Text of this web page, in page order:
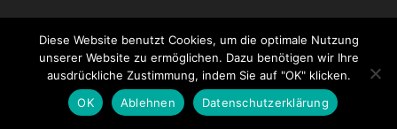
Diese Website benutzt Cookies, um die optimale Nutzung
unserer Website zu ermöglichen. Dazu benötigen wir Ihre
ausdrückliche Zustimmung, indem Sie auf "OK" klicken.
OK
Ablehnen Datenschutzerklärung